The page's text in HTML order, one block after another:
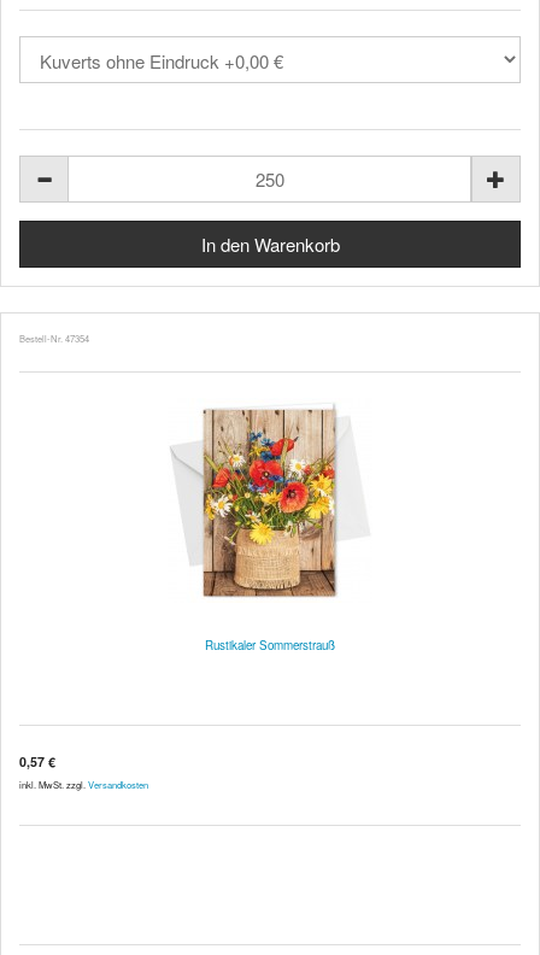
Bestell-Nr. 47354
Rustikaler Sommerstrauß
0,57 €
inkl. MwSt. zzgl. Versandkosten